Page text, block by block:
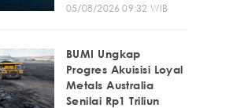
05/08/2026 09:32 WIB
BUMI Ungkap
Progres Akuisisi Loyal
Metals Australia
Senilai Rp1 Triliun